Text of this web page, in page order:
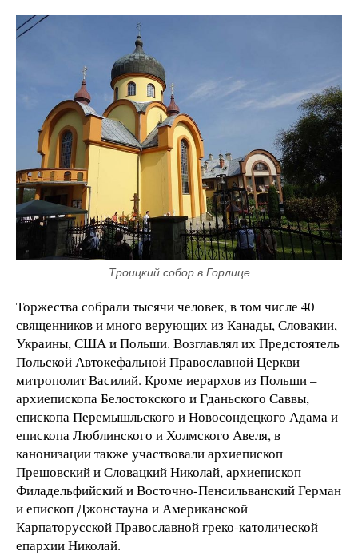
Троицкий собор в Горлице
Торжества собрали тысячи человек, в том числе 40
священников и много верующих из Канады, Словакии,
Украины, США и Польши. Возглавлял их Предстоятель
Польской Автокефальной Православной Церкви
митрополит Василий. Кроме иерархов из Польши –
архиепископа Белостокского и Гданьского Саввы,
епископа Перемышльского и Новосондецкого Адама и
епископа Люблинского и Холмского Авеля, в
канонизации также участвовали архиепископ
Прешовский и Словацкий Николай, архиепископ
Филадельфийский и Восточно-Пенсильванский Герман
и епископ Джонстауна и Американской
Карпаторусской Православной греко-католической
епархии Николай.